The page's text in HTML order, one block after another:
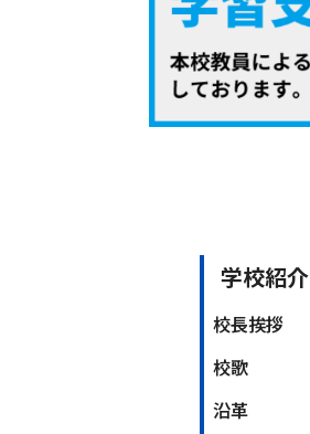
学校紹介
校長挨拶
校歌
沿革